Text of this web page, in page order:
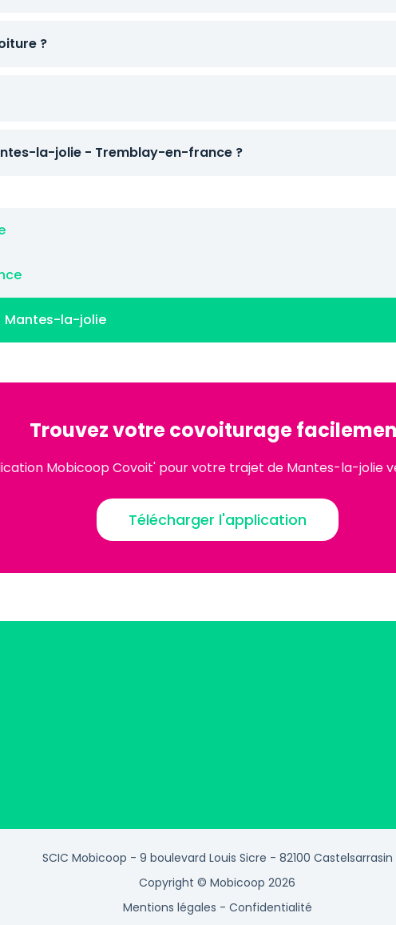
?
la-jolie - Tremblay-en-france ?
Mantes-la-jolie
Trouvez votre covoiturage
Mobicoop Covoit' pour votre trajet de Mantes-la-jolie
Télécharger l'application
SCIC Mobicoop - 9 boulevard Louis Sicre - 82100 Castelsarrasin
Copyright © Mobicoop 2026
Mentions légales - Confidentialité